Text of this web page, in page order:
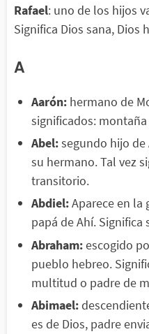
Rafael: uno de los hijos
Significa Dios sana, Dios
A
Aarón: hermano de
significados:
Abel:segundo hijo de
su hermano. Tal vez
transitorio.
Abdiel:Aparece en la
papá de Ahí. Significa
Abraham:escogido
pueblo hebreo.
multitud o padre de
Abimael:
es de Dios, padre